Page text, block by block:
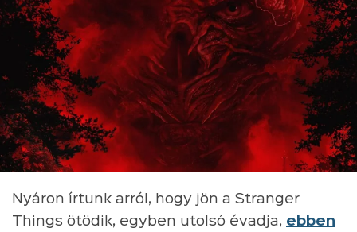
Nyáron írtunk arról, hogy jön a Stranger
Things ötödik, egyben utolsó évadja, ebben